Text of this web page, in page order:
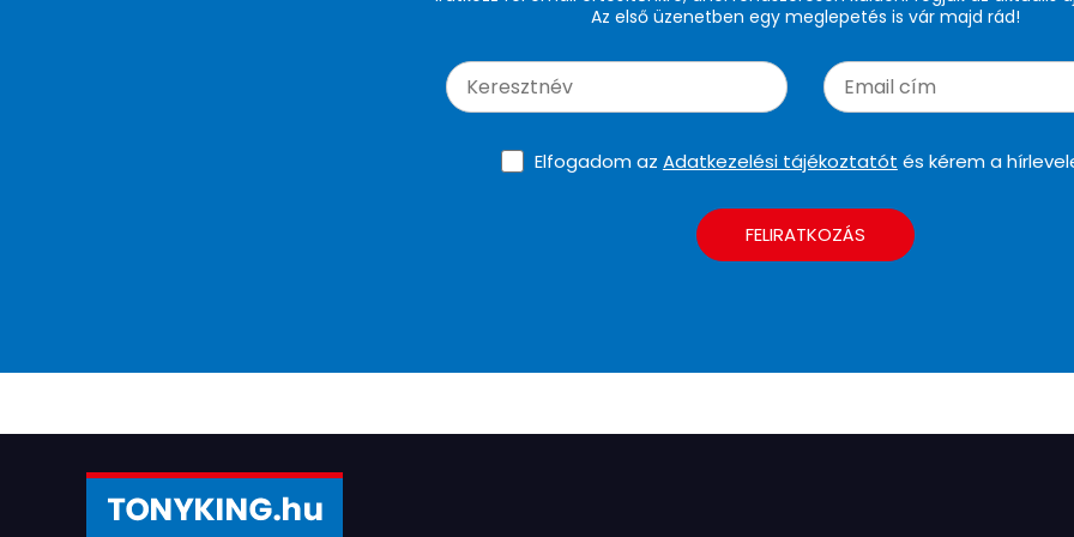
Az első üzenetben egy meglepetés is vár majd rád!
Elfogadom az Adatkezelési tájékoztatót és kérem a
FELIRATKOZÁS